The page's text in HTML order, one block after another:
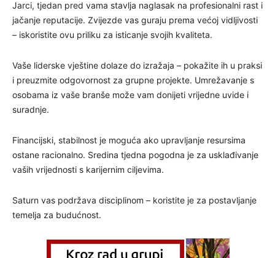
Jarci, tjedan pred vama stavlja naglasak na profesionalni rast i
jačanje reputacije. Zvijezde vas guraju prema većoj vidljivosti
– iskoristite ovu priliku za isticanje svojih kvaliteta.
Vaše liderske vještine dolaze do izražaja – pokažite ih u praksi
i preuzmite odgovornost za grupne projekte. Umrežavanje s
osobama iz vaše branše može vam donijeti vrijedne uvide i
suradnje.
Financijski, stabilnost je moguća ako upravljanje resursima
ostane racionalno. Sredina tjedna pogodna je za usklađivanje
vaših vrijednosti s karijernim ciljevima.
Saturn vas podržava disciplinom – koristite je za postavljanje
temelja za budućnost.